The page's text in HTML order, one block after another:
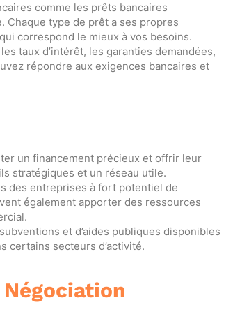
comme les prêts bancaires
type de prêt a ses propres
correspond le mieux à vos besoins.
taux d’intérêt, les garanties demandées,
répondre aux exigences bancaires et
un financement précieux et offrir leur
stratégiques et un réseau utile.
des entreprises à fort potentiel de
également apporter des ressources
et d’aides publiques disponibles
certains secteurs d’activité.